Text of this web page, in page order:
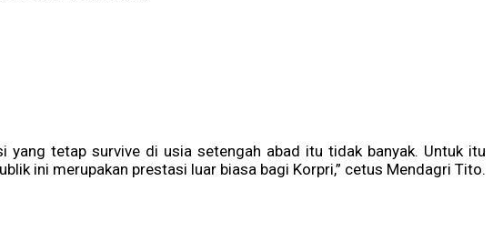
tetap survive di usia setengah abad itu tidak banyak. Untuk itu
ini merupakan prestasi luar biasa bagi Korpri,” cetus Mendagri Tito.